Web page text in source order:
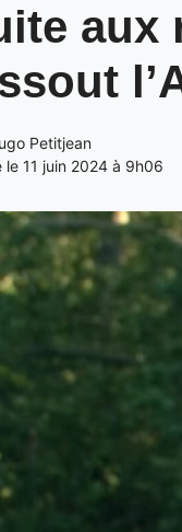
aux
Petitjean
le 11 juin 2024 à 9h06